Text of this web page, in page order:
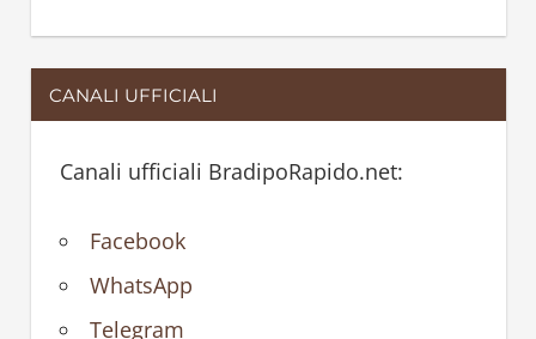
CANALI UFFICIALI
Canali ufficiali BradipoRapido.net:
Facebook
WhatsApp
Telegram